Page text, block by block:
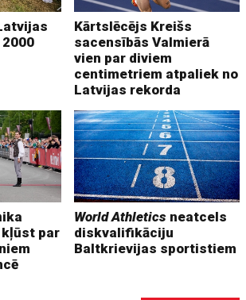
Kārtslēcējs Kreišs
sacensībās Valmierā
vien par diviem
centimetriem atpaliek no
Latvijas rekorda
kļūst par
World Athletics neatcels
diskvalifikāciju
Baltkrievijas sportistiem